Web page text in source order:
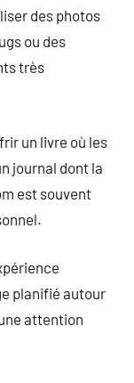
des photos
ou des
très
un livre où les
journal dont la
est souvent
planifié autour
attention